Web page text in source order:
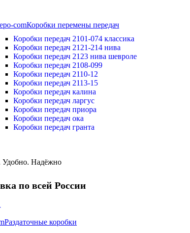
Коробки перемены передач
Коробки передач 2101-074 классика
Коробки передач 2121-214 нива
Коробки передач 2123 нива шевроле
Коробки передач 2108-099
Коробки передач 2110-12
Коробки передач 2113-15
Коробки передач калина
Коробки передач ларгус
Коробки передач приора
Коробки передач ока
Коробки передач гранта
Удобно. Надёжно
по всей России
Раздаточные коробки